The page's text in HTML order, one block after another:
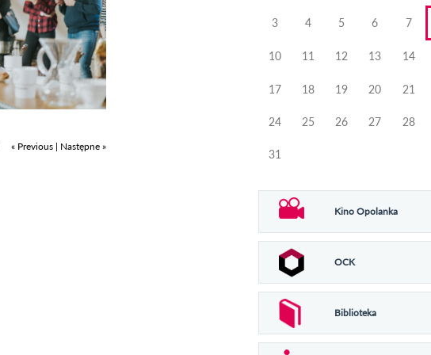
« Previous | Następne »
3 4 5 6 7
10 11 12 13 14
17 18 19 20 21
24 25 26 27 28
31
Kino Opolanka
OCK
Biblioteka